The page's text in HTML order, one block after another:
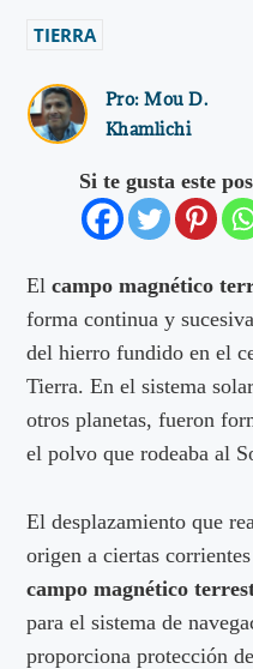
TIERRA
Pro:Mou D.
Khamlichi
Si te gusta este
Elcampo magnético
forma continua y
del hierro fundido en el
Tierra. En el sistema
otros planetas, fueron
el polvo que rodeaba al
El desplazamiento que
origen a ciertas
campo magnético
para el sistema de
proporciona protección